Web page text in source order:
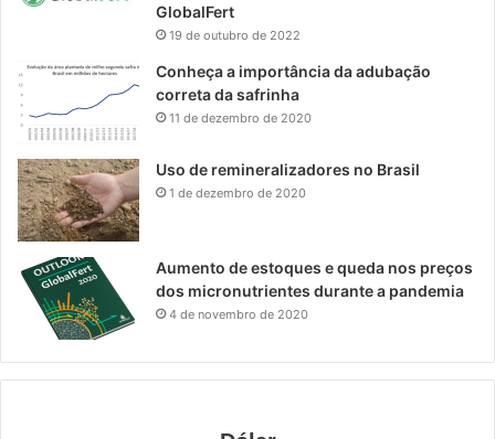
GlobalFert
19 de outubro de 2022
Conheça a importância da adubação
correta da safrinha
11 de dezembro de 2020
Uso de remineralizadores no Brasil
1 de dezembro de 2020
Aumento de estoques e queda nos preços
dos micronutrientes durante a pandemia
4 de novembro de 2020